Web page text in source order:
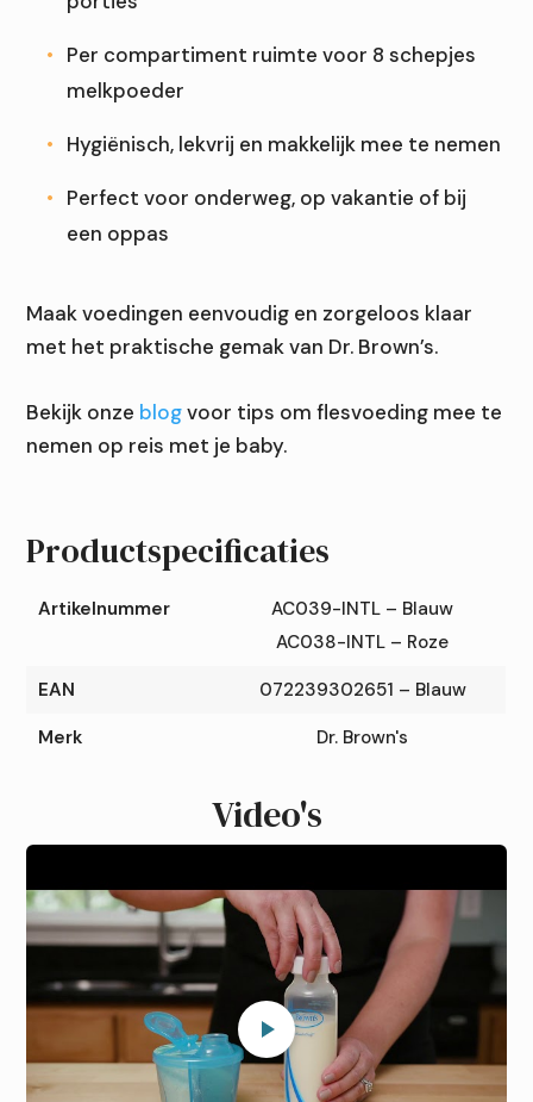
Per compartiment ruimte voor 8 schepjes
melkpoeder
Hygiënisch, lekvrij en makkelijk mee te nemen
Perfect voor onderweg, op vakantie of bij
een oppas
Maak voedingen eenvoudig en zorgeloos klaar
met het praktische gemak van Dr. Brown’s.
Bekijk onze blogvoor tips om flesvoeding mee te
nemen op reis met je baby.
Productspecificaties
Artikelnummer
AC039-INTL – Blauw
AC038-INTL – Roze
EAN
072239302651 – Blauw
Merk
Dr. Brown's
Video's